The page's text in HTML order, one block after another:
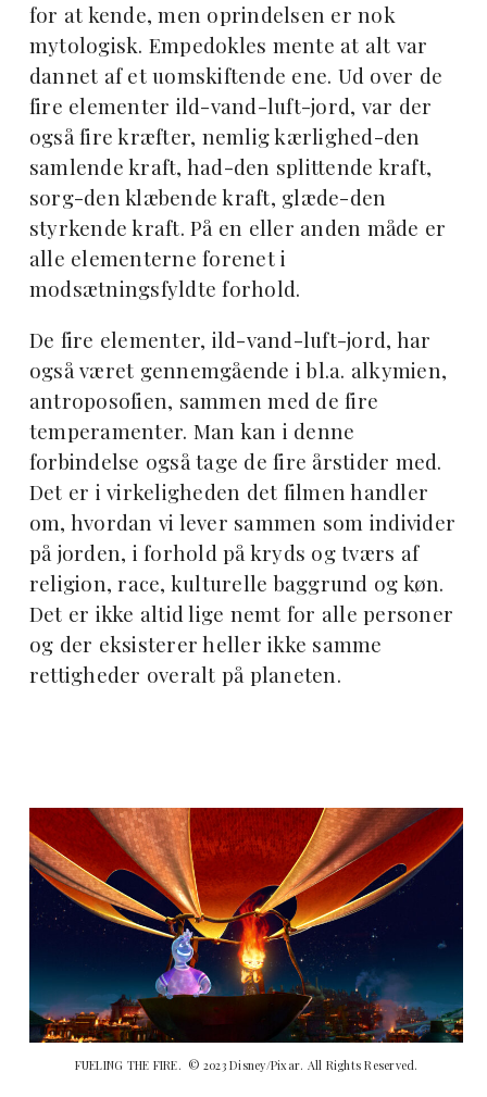
for at kende, men oprindelsen er nok
mytologisk. Empedokles mente at alt var
dannet af et uomskiftende ene. Ud over de
fire elementer ild-vand-luft-jord, var der
også fire kræfter, nemlig kærlighed-den
samlende kraft, had-den splittende kraft,
sorg-den klæbende kraft, glæde-den
styrkende kraft. På en eller anden måde er
alle elementerne forenet i
modsætningsfyldte forhold.
De fire elementer, ild-vand-luft-jord, har
også været gennemgående i bl.a. alkymien,
antroposofien, sammen med de fire
temperamenter. Man kan i denne
forbindelse også tage de fire årstider med.
Det er i virkeligheden det filmen handler
om, hvordan vi lever sammen som individer
på jorden, i forhold på kryds og tværs af
religion, race, kulturelle baggrund og køn.
Det er ikke altid lige nemt for alle personer
og der eksisterer heller ikke samme
rettigheder overalt på planeten.
FUELING THE FIRE. © 2023 Disney/Pixar. All Rights Reserved.